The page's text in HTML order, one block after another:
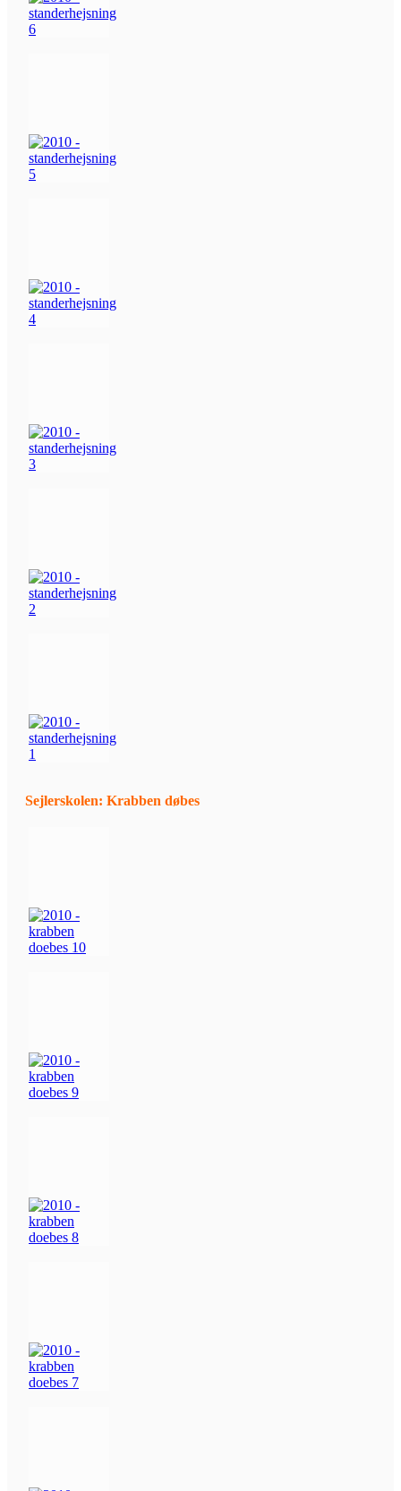
Sejlerskolen: Krabben døbes